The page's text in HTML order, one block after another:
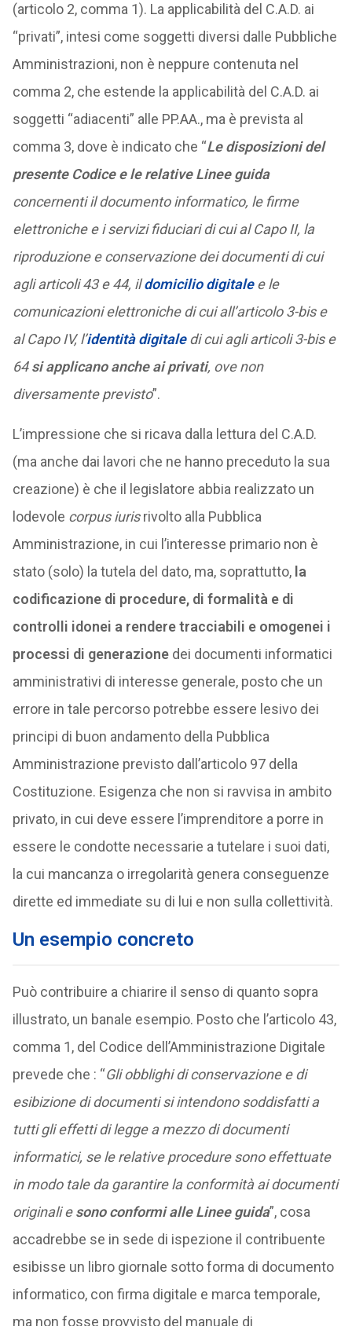
(articolo 2, comma 1). La applicabilità del C.A.D. ai
“privati”, intesi come soggetti diversi dalle Pubbliche
Amministrazioni, non è neppure contenuta nel
comma 2, che estende la applicabilità del C.A.D. ai
soggetti “adiacenti” alle PP.AA., ma è prevista al
comma 3, dove è indicato che “Le disposizioni del
presente Codice e le relative Linee guida
concernenti il documento informatico, le firme
elettroniche e i servizi fiduciari di cui al Capo II, la
riproduzione e conservazione dei documenti di cui
agli articoli 43 e 44, ildomicilio digitalee le
comunicazioni elettroniche di cui all’articolo 3-bis e
al Capo IV, l’identità digitaledi cui agli articoli 3-bis e
64si applicano anche ai privati, ove non
diversamente previsto”.
L’impressione che si ricava dalla lettura del C.A.D.
(ma anche dai lavori che ne hanno preceduto la sua
creazione) è che il legislatore abbia realizzato un
lodevole corpus iurisrivolto alla Pubblica
Amministrazione, in cui l’interesse primario non è
stato (solo) la tutela del dato, ma, soprattutto, la
codificazione di procedure, di formalità e di
controlli idonei a rendere tracciabili e omogenei i
processi di generazionedei documenti informatici
amministrativi di interesse generale, posto che un
errore in tale percorso potrebbe essere lesivo dei
principi di buon andamento della Pubblica
Amministrazione previsto dall’articolo 97 della
Costituzione. Esigenza che non si ravvisa in ambito
privato, in cui deve essere l’imprenditore a porre in
essere le condotte necessarie a tutelare i suoi dati,
la cui mancanza o irregolarità genera conseguenze
dirette ed immediate su di lui e non sulla collettività.
Un esempio concreto
Può contribuire a chiarire il senso di quanto sopra
illustrato, un banale esempio. Posto che l’articolo 43,
comma 1, del Codice dell’Amministrazione Digitale
prevede che : “Gli obblighi di conservazione e di
esibizione di documenti si intendono soddisfatti a
tutti gli effetti di legge a mezzo di documenti
informatici, se le relative procedure sono effettuate
in modo tale da garantire la conformità ai documenti
originali esono conformi alle Linee guida”, cosa
accadrebbe se in sede di ispezione il contribuente
esibisse un libro giornale sotto forma di documento
informatico, con firma digitale e marca temporale,
ma non fosse provvisto del manuale di